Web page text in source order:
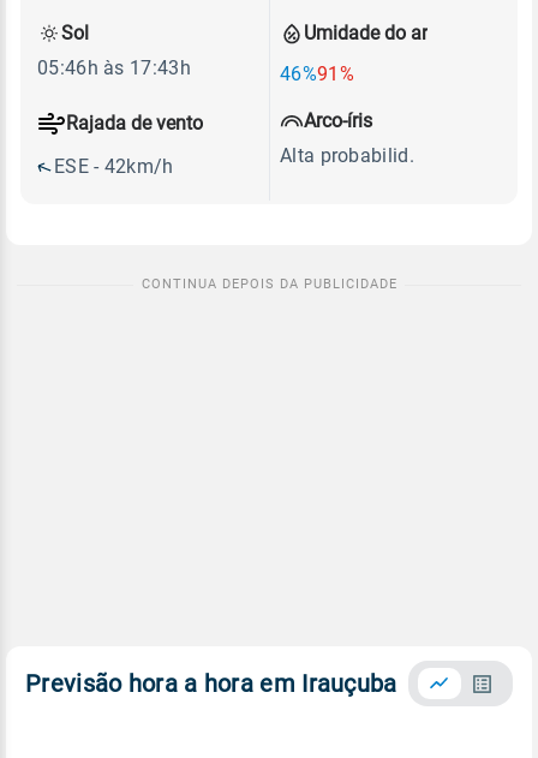
Umidade do ar
46%91%
Rajada de vento
ESE - 42km/h
Sol
05:46h às 17:43h
Arco-íris
Alta probabilid.
Previsão hora a hora em Irauçuba